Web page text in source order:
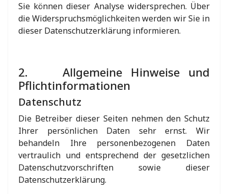
Sie können dieser Analyse widersprechen. Über
die Widerspruchsmöglichkeiten werden wir Sie in
dieser Datenschutzerklärung informieren.
2. Allgemeine Hinweise und
Pflichtinformationen
Datenschutz
Die Betreiber dieser Seiten nehmen den Schutz
Ihrer persönlichen Daten sehr ernst. Wir
behandeln Ihre personenbezogenen Daten
vertraulich und entsprechend der gesetzlichen
Datenschutzvorschriften sowie dieser
Datenschutzerklärung.